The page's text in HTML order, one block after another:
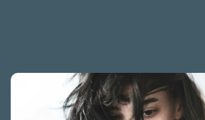
treści